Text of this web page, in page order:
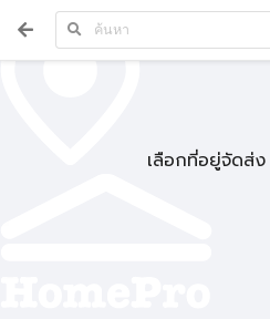
เลือกที่อยู่จัดส่ง